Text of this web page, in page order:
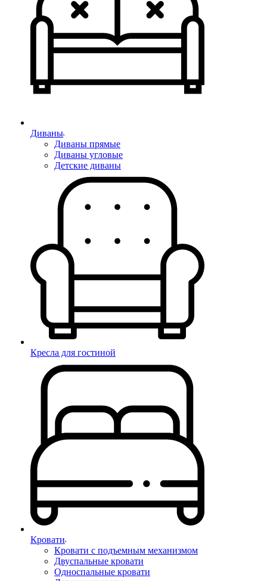
Диваны
Диваны прямые
Диваны угловые
Детские диваны
Кресла для гостиной
Кровати
Кровати с подъемным механизмом
Двуспальные кровати
Односпальные кровати